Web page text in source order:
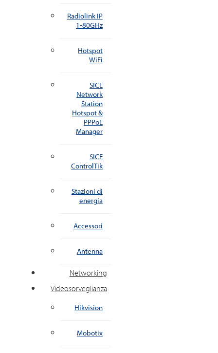
Radiolink IP
1-80GHz
Hotspot
WiFi
SICE
Network
Station
Hotspot &
PPPoE
Manager
SICE
ControlTik
Stazioni di
energia
Accessori
Antenna
Networking
Videosorveglianza
Hikvision
Mobotix